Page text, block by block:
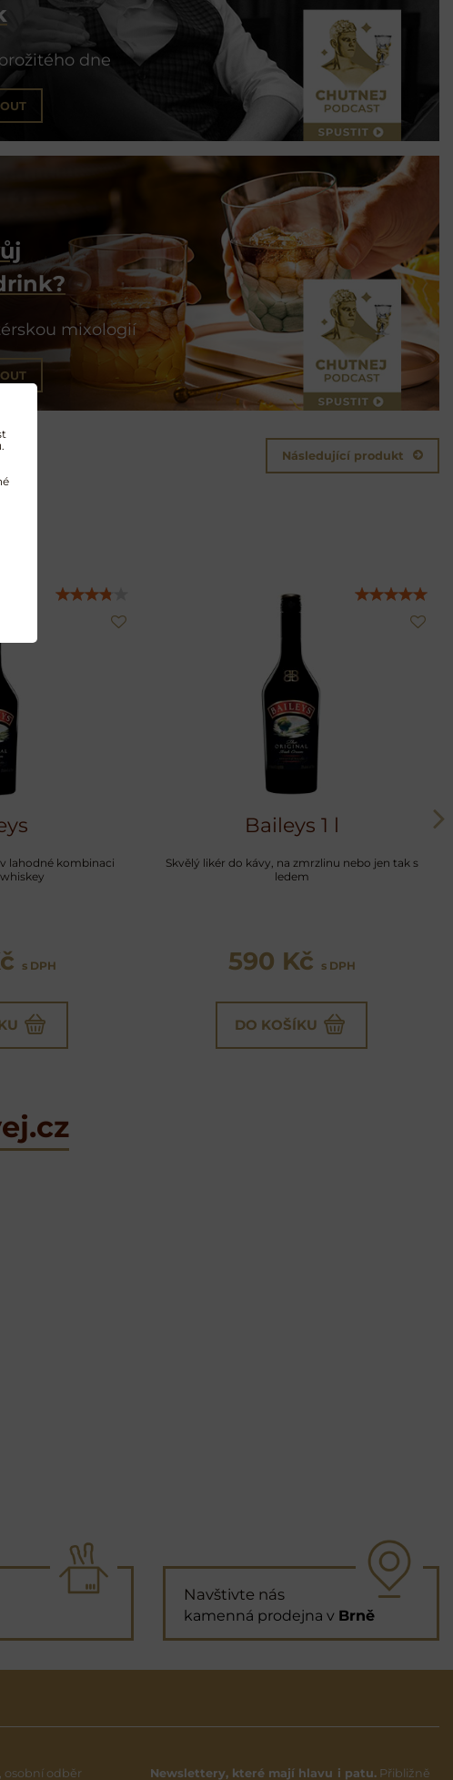
dne
mixologií
Následující produkt
lahodné kombinaci
s DPH
Baileys 1 l
Skvělý likér do kávy, na zmrzlinu nebo jen tak s
ledem
590 Kč s DPH
DO KOŠÍKU
Navštivte nás
kamenná prodejna v Brně
osobní odběr Newslettery, které mají hlavu i patu.Přibližně